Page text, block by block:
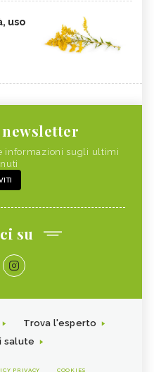
uso
informazioni sugli ultimi
su
Trova l'esperto
salute
PRIVACY COOKIES